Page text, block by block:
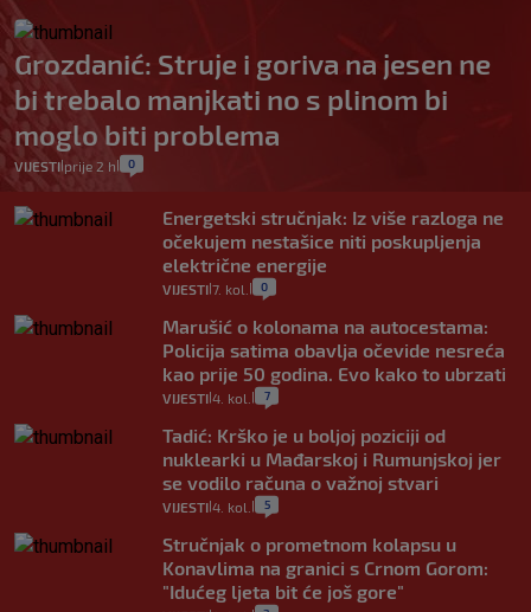
Grozdanić: Struje i goriva na jesen ne
bi trebalo manjkati no s plinom bi
moglo biti problema
VIJESTI prije 2 h 0
Energetski stručnjak: Iz više razloga ne
očekujem nestašice niti poskupljenja
električne energije
VIJESTI 7. kol. 0
Marušić o kolonama na autocestama:
Policija satima obavlja očevide nesreća
kao prije 50 godina. Evo kako to ubrzati
VIJESTI 4. kol. 7
Tadić: Krško je u boljoj poziciji od
nuklearki u Mađarskoj i Rumunjskoj jer
se vodilo računa o važnoj stvari
VIJESTI 4. kol. 5
Stručnjak o prometnom kolapsu u
Konavlima na granici s Crnom Gorom:
"Idućeg ljeta bit će još gore"